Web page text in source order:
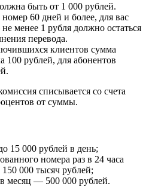
быть от 1 000 рублей.
60 дней и более, для вас
менее 1 рубля должно остаться
перевода.
клиентов сумма
100 рублей, для абонентов
списывается со счета
от суммы.
15 000 рублей в день;
номера раз в 24 часа
000 тысяч рублей;
месяц — 500 000 рублей.